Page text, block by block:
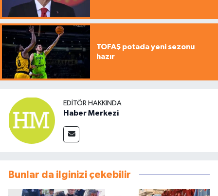
TOFAŞ potada yeni sezonu
hazır
EDITÖR HAKKINDA
Haber Merkezi
Bunlar da ilginizi çekebilir